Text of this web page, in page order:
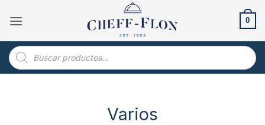
0
Búsqueda
de
productos
Varios